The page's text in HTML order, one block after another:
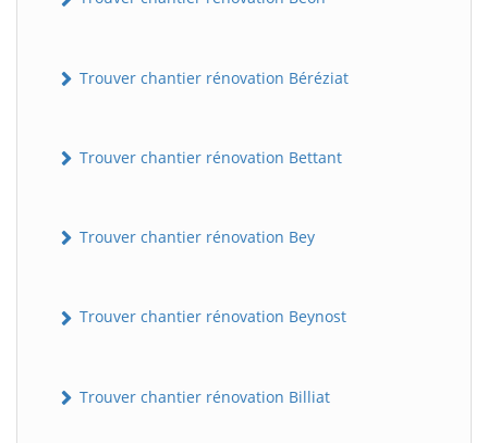
Trouver chantier rénovation Béréziat
Trouver chantier rénovation Bettant
Trouver chantier rénovation Bey
Trouver chantier rénovation Beynost
Trouver chantier rénovation Billiat